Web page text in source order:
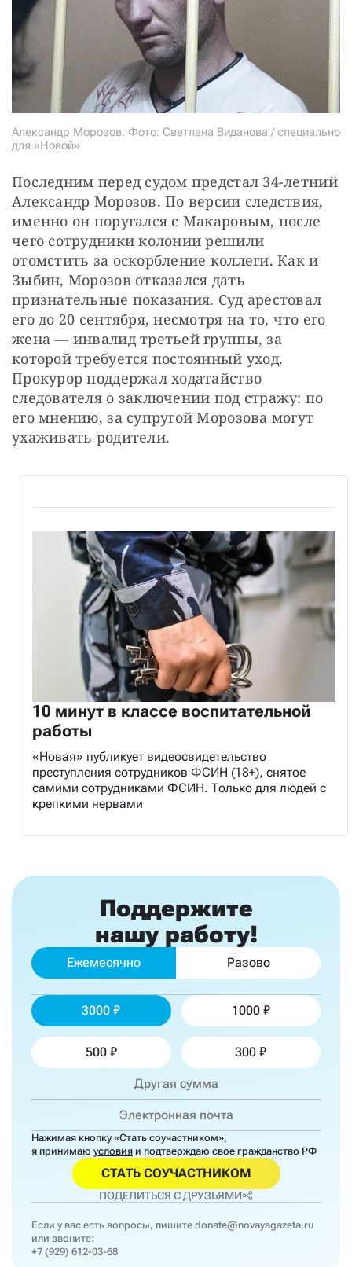
Александр Морозов. Фото: Светлана Виданова / специально
для «Новой»
Последним перед судом предстал 34-летний
Александр Морозов. По версии следствия,
именно он поругался с Макаровым, после
чего сотрудники колонии решили
отомстить за оскорбление коллеги. Как и
Зыбин, Морозов отказался дать
признательные показания. Суд арестовал
его до 20 сентября, несмотря на то, что его
жена — инвалид третьей группы, за
которой требуется постоянный уход.
Прокурор поддержал ходатайство
следователя о заключении под стражу: по
его мнению, за супругой Морозова могут
ухаживать родители.
10 минут в классе воспитательной
работы
«Новая» публикует видеосвидетельство
преступления сотрудников ФСИН (18+), снятое
самими сотрудниками ФСИН. Только для людей с
крепкими нервами
Поддержите
нашу работу!
Ежемесячно Разово
3000 1000
500 300
Нажимая кнопку «Стать соучастником»,
я принимаю условия и подтверждаю свое гражданство РФ
СТАТЬ СОУЧАСТНИКОМ
ПОДЕЛИТЬСЯ С ДРУЗЬЯМИ
Если у вас есть вопросы, пишите donate@novayagazeta.ru
или звоните:
+7 (929) 612-03-68